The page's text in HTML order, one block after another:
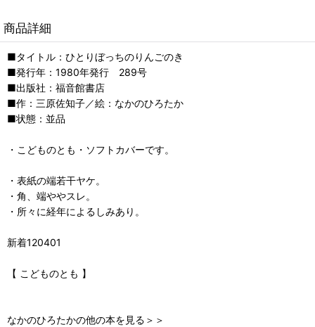
商品詳細
■タイトル：ひとりぼっちのりんごのき
■発行年：1980年発行 289号
■出版社：福音館書店
■作：三原佐知子／絵：なかのひろたか
■状態：並品
・こどものとも・ソフトカバーです。
・表紙の端若干ヤケ。
・角、端ややスレ。
・所々に経年によるしみあり。
新着120401
【 こどものとも 】
なかのひろたかの他の本を見る＞＞